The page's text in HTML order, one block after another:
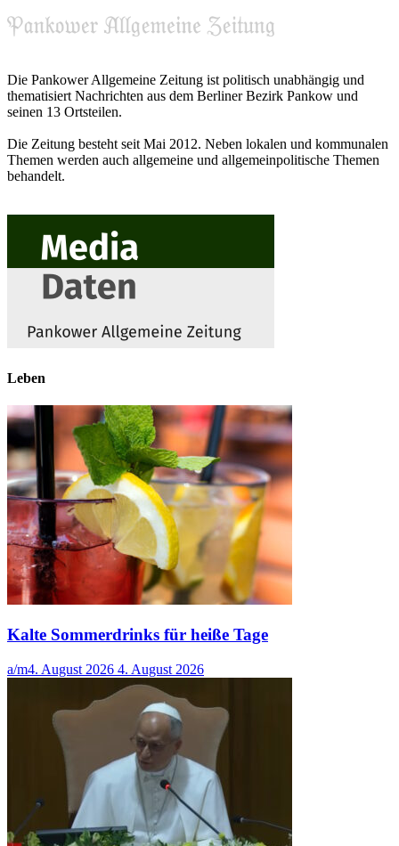
Die Pankower Allgemeine Zeitung ist politisch unabhängig und
thematisiert Nachrichten aus dem Berliner Bezirk Pankow und
seinen 13 Ortsteilen.
Die Zeitung besteht seit Mai 2012. Neben lokalen und kommunalen
Themen werden auch allgemeine und allgemeinpolitische Themen
behandelt.
Leben
Kalte Sommerdrinks für heiße Tage
a/m4. August 2026 4. August 2026